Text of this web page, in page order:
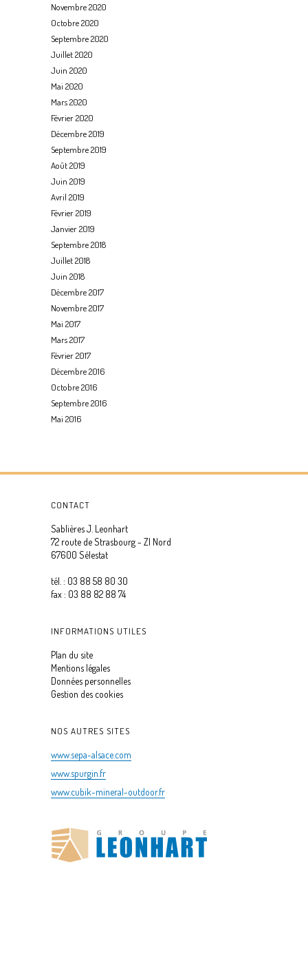
Novembre 2020
Octobre 2020
Septembre 2020
Juillet 2020
Juin 2020
Mai 2020
Mars 2020
Février 2020
Décembre 2019
Septembre 2019
Août 2019
Juin 2019
Avril 2019
Février 2019
Janvier 2019
Septembre 2018
Juillet 2018
Juin 2018
Décembre 2017
Novembre 2017
Mai 2017
Mars 2017
Février 2017
Décembre 2016
Octobre 2016
Septembre 2016
Mai 2016
CONTACT
Sablières J. Leonhart
72 route de Strasbourg - ZI Nord
67600 Sélestat
tél. : 03 88 58 80 30
fax : 03 88 82 88 74
INFORMATIONS UTILES
Plan du site
Mentions légales
Données personnelles
Gestion des cookies
NOS AUTRES SITES
www.sepa-alsace.com
www.spurgin.fr
www.cubik-mineral-outdoor.fr